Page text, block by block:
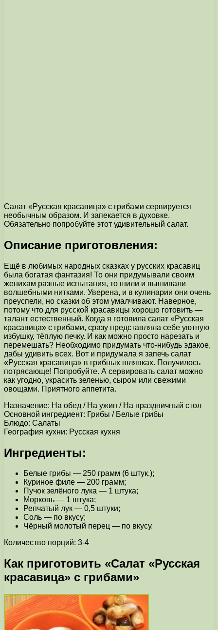
Салат «Русская красавица» с грибами сервируется
необычным образом. И запекается в духовке.
Обязательно попробуйте этот удивительный салат.
Описание приготовления:
Ещё в любимых народных сказках у русских красавиц
была богатая фантазия! То они придумывали своим
женихам разные испытания, то шили и вышивали
волшебными нитками. Уверена, и в кулинарии они очень
преуспели, но сказки об этом умалчивают. Наверное,
потому что для русской красавицы хорошо готовить —
талант естественный. Когда я готовила салат «Русская
красавица» с грибами, сразу представляла себе уютную
избушку, тёплую печку. И как можно просто нарезать и
перемешать? Необходимо придумать что-нибудь эдакое,
дабы удивить всех. Вот и придумала я запечь салат
«Русская красавица» в грибных шляпках. Получилось
потрясающе! Попробуйте. А сервировать салат можно
как угодно, украсить зеленью, сыром или свежими
овощами. Приятного аппетита.
Назначение: На обед / На ужин / На праздничный стол
Основной ингредиент: Грибы / Белые грибы
Блюдо: Салаты
География кухни: Русская кухня
Ингредиенты:
Белые грибы — 250 грамм (6 штук.);
Куриное филе — 200 грамм;
Пучок зелёного лука — 1 штука;
Морковь — 1 штука;
Репчатый лук — 0,5 штуки;
Соль — по вкусу;
Чёрный молотый перец — по вкусу.
Количество порций: 3-4
Как приготовить «Салат «Русская
красавица» с грибами»